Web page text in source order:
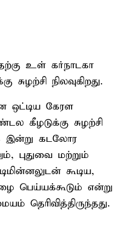
உள் கர்நாடகா
நிலவுகிறது.
ஒட்டிய கேரள
கீழடுக்கு சுழற்சி
இன்று கடலோர
புதுவை மற்றும்
கூடிய,
பெய்யக்கூடும் என்று
தெரிவித்திருந்தது.